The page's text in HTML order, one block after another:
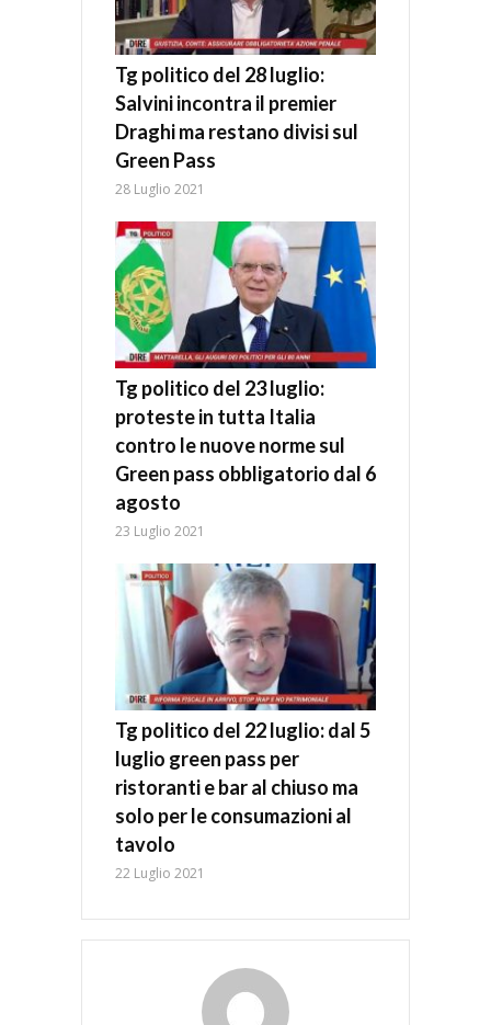
Tg politico del 28 luglio:
Salvini incontra il premier
Draghi ma restano divisi sul
Green Pass
28 Luglio 2021
Tg politico del 23 luglio:
proteste in tutta Italia
contro le nuove norme sul
Green pass obbligatorio dal 6
agosto
23 Luglio 2021
Tg politico del 22 luglio: dal 5
luglio green pass per
ristoranti e bar al chiuso ma
solo per le consumazioni al
tavolo
22 Luglio 2021